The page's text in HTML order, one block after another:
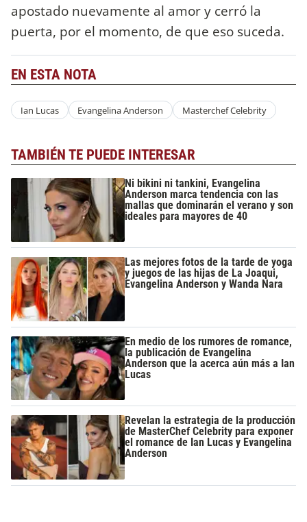
apostado nuevamente al amor y cerró la
puerta, por el momento, de que eso suceda.
EN ESTA NOTA
Ian Lucas Evangelina Anderson Masterchef Celebrity
TAMBIÉN TE PUEDE INTERESAR
Ni bikini ni tankini, Evangelina
Anderson marca tendencia con las
mallas que dominarán el verano y son
ideales para mayores de 40
Las mejores fotos de la tarde de yoga
y juegos de las hijas de La Joaqui,
Evangelina Anderson y Wanda Nara
En medio de los rumores de romance,
la publicación de Evangelina
Anderson que la acerca aún más a Ian
Lucas
Revelan la estrategia de la producción
de MasterChef Celebrity para exponer
el romance de Ian Lucas y Evangelina
Anderson